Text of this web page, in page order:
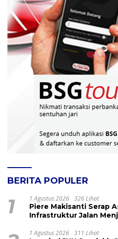
BERITA POPULER
1 1 Agustus 2026 326 Lihat
Piere Makisanti Serap
Infrastruktur Jalan
1 Agustus 2026 311 Lihat